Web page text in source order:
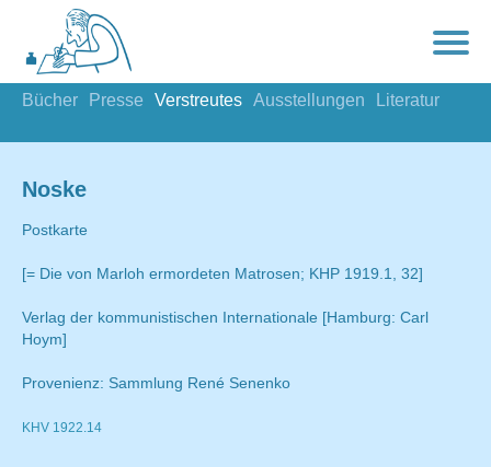
Bücher Presse Verstreutes Ausstellungen Literatur
Noske
Postkarte
[= Die von Marloh ermordeten Matrosen; KHP 1919.1, 32]
Verlag der kommunistischen Internationale [Hamburg: Carl
Hoym]
Provenienz: Sammlung René Senenko
KHV 1922.14